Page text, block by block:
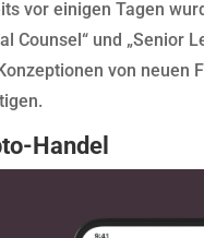
vor einigen Tagen
Counsel“ und „Senior
von neuen
Handel